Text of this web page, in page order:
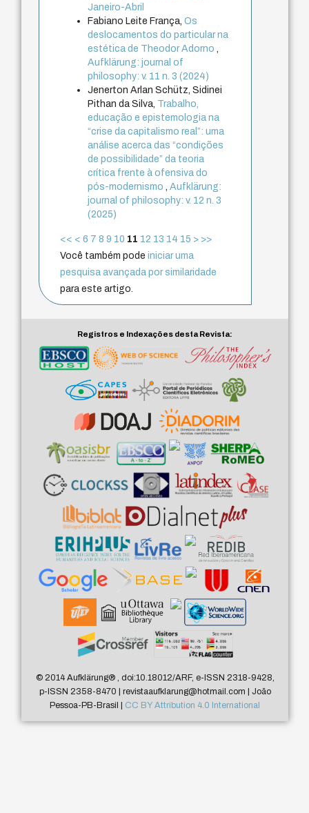
Janeiro-Abril
Fabiano Leite França,Os
deslocamentos do particular na
estética de Theodor Adorno,
Aufklärung: journal of
philosophy: v. 11 n. 3 (2024)
Jenerton Arlan Schütz, Sidinei
Pithan da Silva, Trabalho,
educação e epistemologia na
“crise da capitalismo real”: uma
análise acerca das “condições
de possibilidade” da teoria
crítica frente à ofensiva do
pós-modernismo,Aufklärung:
journal of philosophy: v. 12 n. 3
(2025)
<< < 6 7 8 9 10 11 12 13 14 15 > >>
Você também podeiniciar uma
pesquisa avançada por similaridade
para este artigo.
Registros e Indexações desta Revista:
© 2014 Aufklärung®, doi:10.18012/ARF, e-ISSN 2318-9428,
p-ISSN 2358-8470 | revistaaufklarung@hotmail.com | João
Pessoa-PB-Brasil | CC BY Attribution 4.0 International